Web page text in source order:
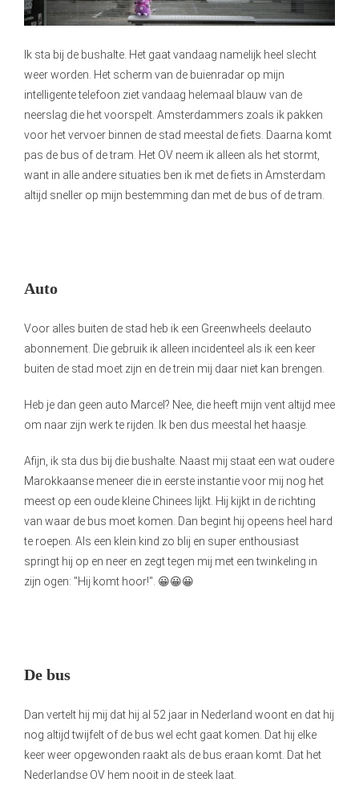
Ik sta bij de bushalte. Het gaat vandaag namelijk heel slecht
weer worden. Het scherm van de buienradar op mijn
intelligente telefoon ziet vandaag helemaal blauw van de
neerslag die het voorspelt. Amsterdammers zoals ik pakken
voor het vervoer binnen de stad meestal de fiets. Daarna komt
pas de bus of de tram. Het OV neem ik alleen als het stormt,
want in alle andere situaties ben ik met de fiets in Amsterdam
altijd sneller op mijn bestemming dan met de bus of de tram.
Auto
Voor alles buiten de stad heb ik een Greenwheels deelauto
abonnement. Die gebruik ik alleen incidenteel als ik een keer
buiten de stad moet zijn en de trein mij daar niet kan brengen.
Heb je dan geen auto Marcel? Nee, die heeft mijn vent altijd mee
om naar zijn werk te rijden. Ik ben dus meestal het haasje.
Afijn, ik sta dus bij die bushalte. Naast mij staat een wat oudere
Marokkaanse meneer die in eerste instantie voor mij nog het
meest op een oude kleine Chinees lijkt. Hij kijkt in de richting
van waar de bus moet komen. Dan begint hij opeens heel hard
te roepen. Als een klein kind zo blij en super enthousiast
springt hij op en neer en zegt tegen mij met een twinkeling in
zijn ogen: "Hij komt hoor!". 😀😀😀
De bus
Dan vertelt hij mij dat hij al 52 jaar in Nederland woont en dat hij
nog altijd twijfelt of de bus wel echt gaat komen. Dat hij elke
keer weer opgewonden raakt als de bus eraan komt. Dat het
Nederlandse OV hem nooit in de steek laat.